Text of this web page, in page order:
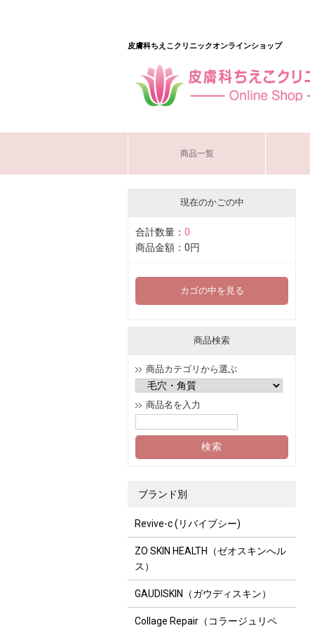
皮膚科ちえこクリニックオンラインショップ
商品一覧
現在のかごの中
合計数量： 0
商品金額： 0円
カゴの中を見る
商品検索
商品カテゴリから選ぶ
商品名を入力
ブランド別
Revive-c (リバイブシー)
ZO SKIN HEALTH（ゼオスキンへル
ス）
GAUDISKIN（ガウディスキン）
Collage Repair（コラージュリペ